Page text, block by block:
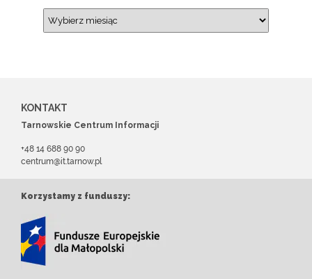
KONTAKT
Tarnowskie Centrum Informacji
+48 14 688 90 90
centrum@it.tarnow.pl
Korzystamy z funduszy: